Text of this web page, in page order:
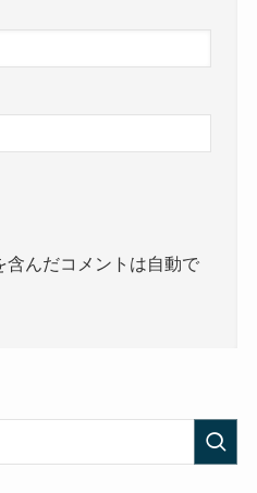
んだコメントは自動で